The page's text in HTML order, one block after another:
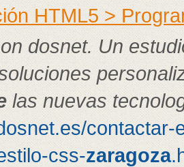
HTML5 >
dosnet. Un
las nuevas
contactar-
css-zaragoza